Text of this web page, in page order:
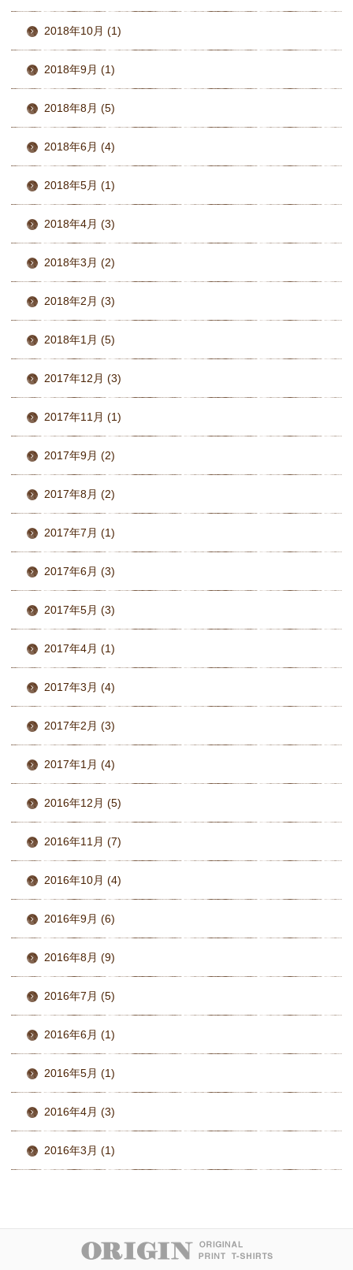
2018年10月 (1)
2018年9月 (1)
2018年8月 (5)
2018年6月 (4)
2018年5月 (1)
2018年4月 (3)
2018年3月 (2)
2018年2月 (3)
2018年1月 (5)
2017年12月 (3)
2017年11月 (1)
2017年9月 (2)
2017年8月 (2)
2017年7月 (1)
2017年6月 (3)
2017年5月 (3)
2017年4月 (1)
2017年3月 (4)
2017年2月 (3)
2017年1月 (4)
2016年12月 (5)
2016年11月 (7)
2016年10月 (4)
2016年9月 (6)
2016年8月 (9)
2016年7月 (5)
2016年6月 (1)
2016年5月 (1)
2016年4月 (3)
2016年3月 (1)